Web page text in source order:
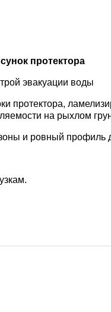
протектора
эвакуации воды
протектора,
на рыхлом
и ровный профиль